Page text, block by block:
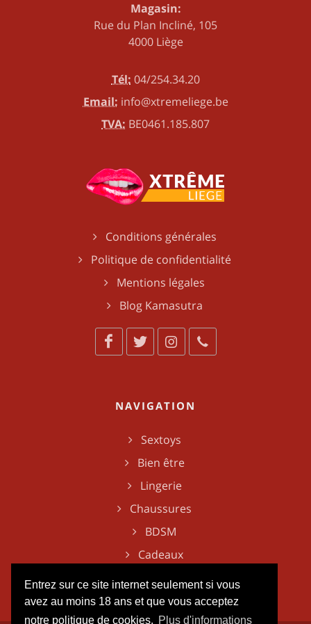
Entrez sur ce site internet seulement si vous
avez au moins 18 ans et que vous acceptez
notre politique de cookies. Plus d'informations
Magasin:
Rue du Plan Incliné, 105
4000 Liège
Tél: 04/254.34.20
Email: info@xtremeliege.be
TVA: BE0461.185.807
Conditions générales
Politique de confidentialité
Mentions légales
Blog Kamasutra
NAVIGATION
Sextoys
Bien être
Lingerie
Chaussures
BDSM
Cadeaux